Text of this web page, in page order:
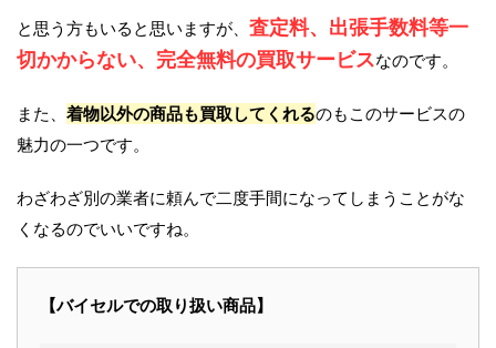
と思う方もいると思いますが、 査定料、出張手数料等一
切かからない、完全無料の買取サービスなのです。
また、 着物以外の商品も買取してくれるのもこのサービスの
魅力の一つです。
わざわざ別の業者に頼んで二度手間になってしまうことがな
くなるのでいいですね。
【バイセルでの取り扱い商品】